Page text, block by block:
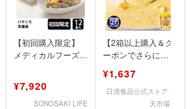
【初回購入限定】
メディカルフーズ
¥7,920
SONOSAKI LIFE
【2箱以上購入＆ク
ーポンでさらに
コーンクリームポタ
ージュ
¥1,637
日清食品公式ストア 楽
天市場店